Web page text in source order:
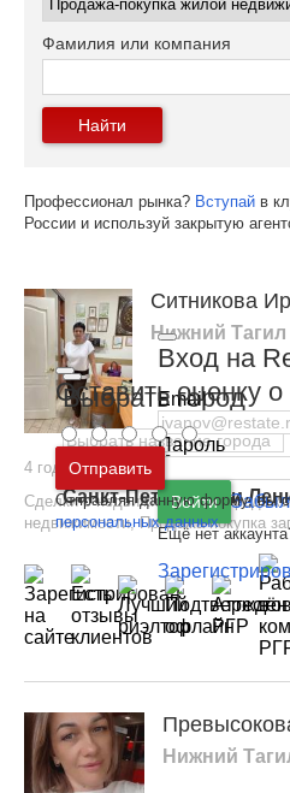
Выбрать город
Москва и
Московская
Санкт-Петербург и
Вход на
Email
Пароль
Войти
Ещё нет
Фамилия или компания
Найти
Профессионал рынка? Вступай в
России и используй закрытую
Ситникова
Нижний Тагил
4 года 6 месяцев на Restate
Сделки с недвижимостью,
недвижимости,Продажа-покупка
Нижний
Оставить оценку
Отправить
Отправляя данную форму, вы
персональных данных